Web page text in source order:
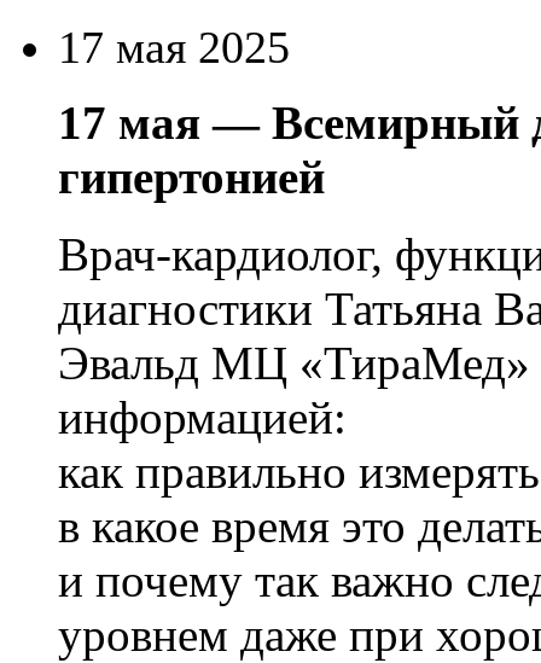
17 мая 2025
17 мая — Всемирный
гипертонией
Врач-кардиолог,
диагностики Татьяна
Эвальд МЦ «ТираМед»
информацией:
как правильно
в какое время это
и почему так важно
уровнем даже при